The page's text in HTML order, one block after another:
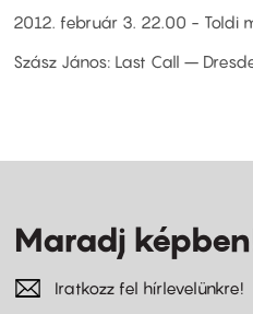
2012. február 3. 22.00 - Toldi
Szász János: Last Call –
Maradj
Iratkozz fel hírlevelünkre!